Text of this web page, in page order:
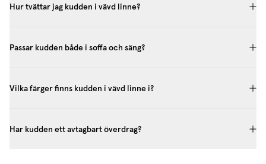
Hur tvättar jag kudden i vävd linne?
Passar kudden både i soffa och säng?
Vilka färger finns kudden i vävd linne i?
Har kudden ett avtagbart överdrag?